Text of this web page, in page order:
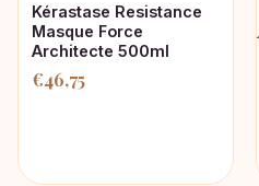
Kérastase Resistance
Masque Force
Architecte 500ml
€46,75